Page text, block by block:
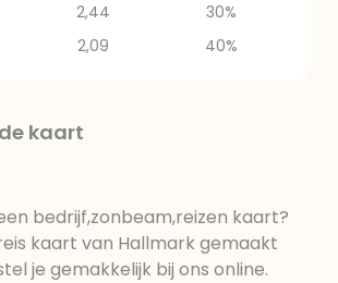
2,44
30%
2,09 40%
kaart
bedrijf,zonbeam,reizen kaart?
kaart van Hallmark gemaakt
je gemakkelijk bij ons online.